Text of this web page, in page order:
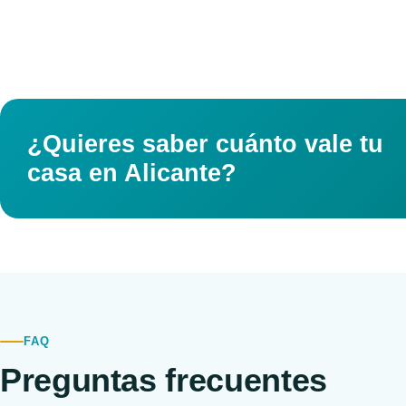
¿Quieres saber cuánto vale tu
casa en Alicante?
FAQ
Preguntas frecuentes